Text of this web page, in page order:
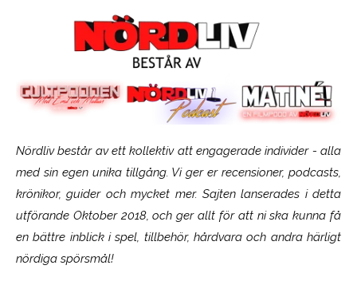
Nördliv består av ett kollektiv att engagerade individer - alla
med sin egen unika tillgång. Vi ger er recensioner, podcasts,
krönikor, guider och mycket mer. Sajten lanserades i detta
utförande Oktober 2018, och ger allt för att ni ska kunna få
en bättre inblick i spel, tillbehör, hårdvara och andra härligt
nördiga spörsmål!